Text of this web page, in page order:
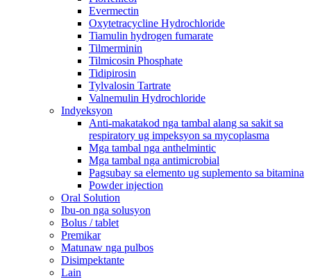
Evermectin
Oxytetracycline Hydrochloride
Tiamulin hydrogen fumarate
Tilmerminin
Tilmicosin Phosphate
Tidipirosin
Tylvalosin Tartrate
Valnemulin Hydrochloride
Indyeksyon
Anti-makatakod nga tambal alang sa sakit sa
respiratory ug impeksyon sa mycoplasma
Mga tambal nga anthelmintic
Mga tambal nga antimicrobial
Pagsubay sa elemento ug suplemento sa bitamina
Powder injection
Oral Solution
Ibu-on nga solusyon
Bolus / tablet
Premikar
Matunaw nga pulbos
Disimpektante
Lain